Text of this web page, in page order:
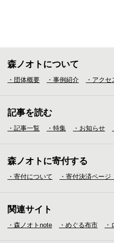
森ノオトについて
・団体概要 ・事例紹介 ・アクセ
記事を読む
・記事一覧 ・特集 ・お知らせ
森ノオトに寄付する
・寄付について ・寄付決済ペー
関連サイト
・森ノオトnote ・めぐる布市